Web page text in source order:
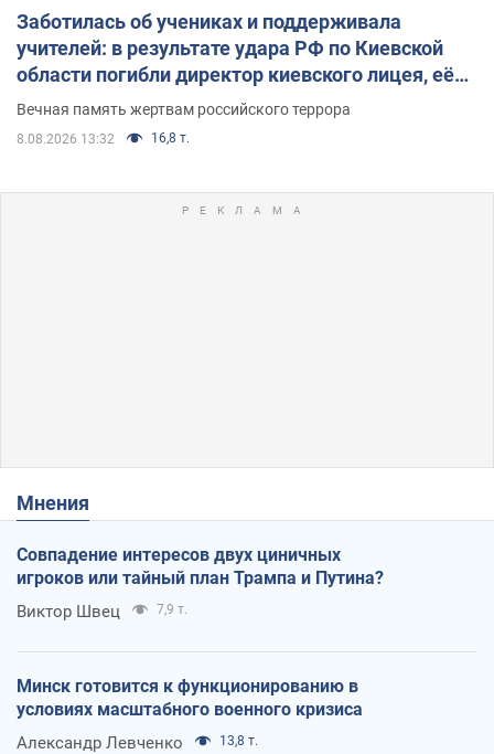
Заботилась об учениках и поддерживала
учителей: в результате удара РФ по Киевской
области погибли директор киевского лицея, её
муж и внук
Вечная память жертвам российского террора
8.08.2026 13:32 16,8 т.
Мнения
Совпадение интересов двух циничных
игроков или тайный план Трампа и Путина?
Виктор Швец 7,9 т.
Минск готовится к функционированию в
условиях масштабного военного кризиса
Александр Левченко 13,8 т.